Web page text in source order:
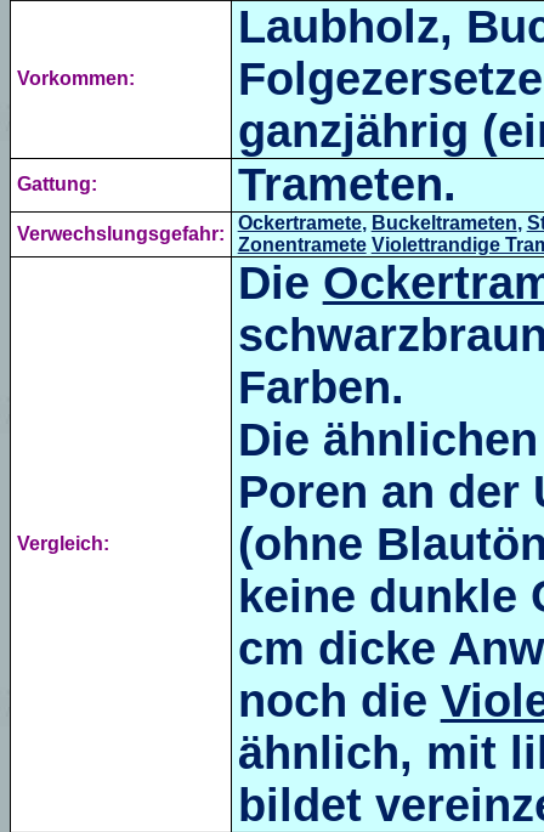
Vorkommen:
Laubholz,
ganzjährig
Gattung: Trameten.
Verwechslungsgefahr:
Ockertramete, Buckeltrameten,
Zonentramete Violettrandige
Vergleich:
Die
Farben.
Die
Poren an der
(ohne
keine dunkle
cm dicke
noch die
ähnlich, mit
bildet